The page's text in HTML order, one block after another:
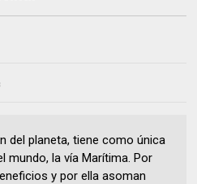
del planeta, tiene como única
mundo, la vía Marítima. Por
y por ella asoman